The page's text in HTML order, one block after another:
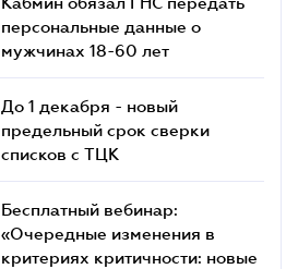
персональные данные о
мужчинах 18-60 лет
До 1 декабря - новый
предельный срок сверки
списков c ТЦК
Бесплатный вебинар:
«Очередные изменения в
критериях критичности: новые